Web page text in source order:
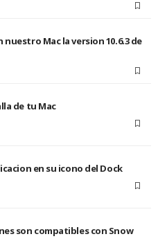
Mac la version 10.6.3 de
de tu Mac
en su icono del Dock
son compatibles con Snow